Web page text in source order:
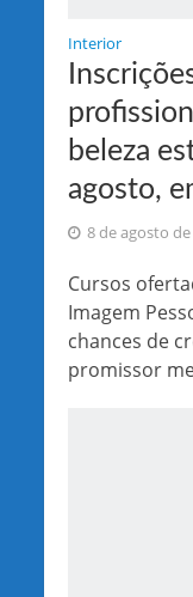
Interior
beleza
agosto,
8 de agosto de
Cursos
Imagem
chances de
promissor